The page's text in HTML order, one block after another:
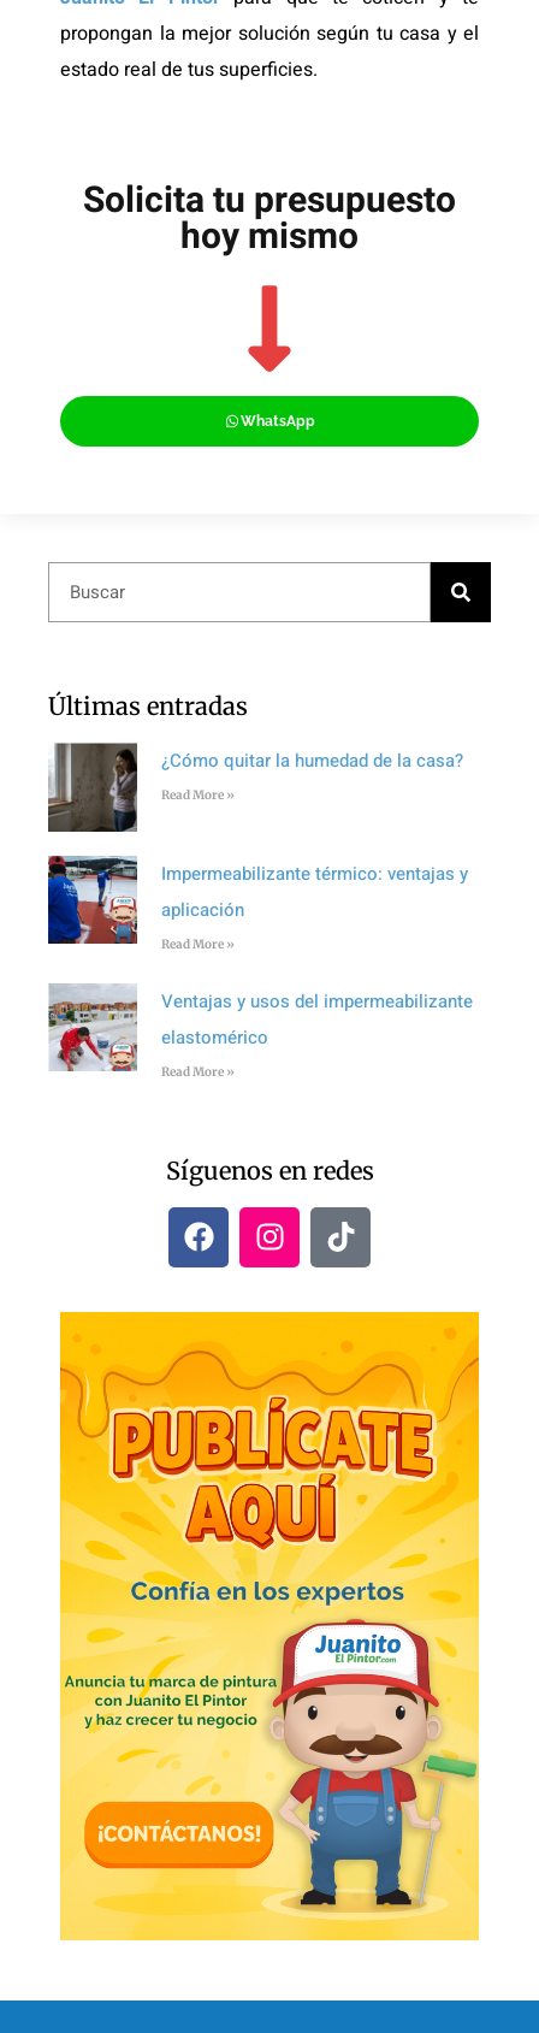
propongan la mejor solución según tu casa y el
estado real de tus superficies.
Solicita tu presupuesto
hoy mismo
WhatsApp
Últimas entradas
¿Cómo quitar la humedad de la casa?
Read More »
Impermeabilizante térmico: ventajas y
aplicación
Read More »
Ventajas y usos del impermeabilizante
elastomérico
Read More »
Síguenos en redes